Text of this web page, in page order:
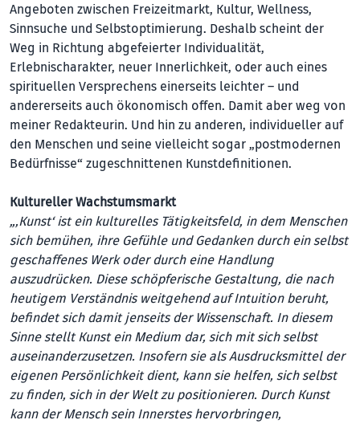
Angeboten zwischen Freizeitmarkt, Kultur, Wellness,
Sinnsuche und Selbstoptimierung. Deshalb scheint der
Weg in Richtung abgefeierter Individualität,
Erlebnischarakter, neuer Innerlichkeit, oder auch eines
spirituellen Versprechens einerseits leichter – und
andererseits auch ökonomisch offen. Damit aber weg von
meiner Redakteurin. Und hin zu anderen, individueller auf
den Menschen und seine vielleicht sogar „postmodernen
Bedürfnisse“ zugeschnittenen Kunstdefinitionen.
Kultureller Wachstumsmarkt
„‚Kunst‘ ist ein kulturelles Tätigkeitsfeld, in dem Menschen
sich bemühen, ihre Gefühle und Gedanken durch ein selbst
geschaffenes Werk oder durch eine Handlung
auszudrücken. Diese schöpferische Gestaltung, die nach
heutigem Verständnis weitgehend auf Intuition beruht,
befindet sich damit jenseits der Wissenschaft. In diesem
Sinne stellt Kunst ein Medium dar, sich mit sich selbst
auseinanderzusetzen. Insofern sie als Ausdrucksmittel der
eigenen Persönlichkeit dient, kann sie helfen, sich selbst
zu finden, sich in der Welt zu positionieren. Durch Kunst
kann der Mensch sein Innerstes hervorbringen,